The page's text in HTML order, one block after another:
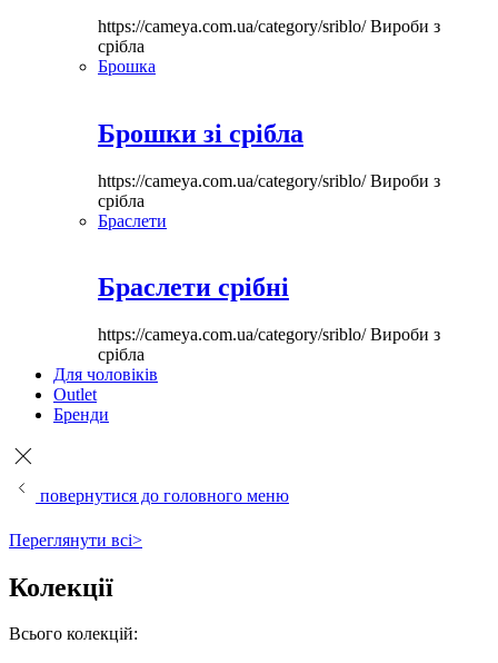
https://cameya.com.ua/category/sriblo/Вироби з
срібла
Брошка
Брошки зі срібла
https://cameya.com.ua/category/sriblo/Вироби з
срібла
Браслети
Браслети срібні
https://cameya.com.ua/category/sriblo/Вироби з
срібла
Для чоловіків
Outlet
Бренди
повернутися до головного меню
Переглянути всі>
Колекції
Всього колекцій: